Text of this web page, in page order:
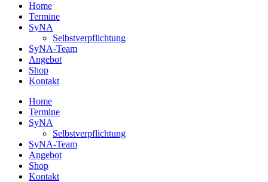
Home
Termine
SyNA
Selbstverpflichtung
SyNA-Team
Angebot
Shop
Kontakt
Home
Termine
SyNA
Selbstverpflichtung
SyNA-Team
Angebot
Shop
Kontakt